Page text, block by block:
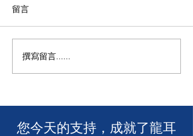
香港警務處 | 網上申請992
緊急短訊求助服務
留言
撰寫留言......
​您今天的支持，成就了龍耳